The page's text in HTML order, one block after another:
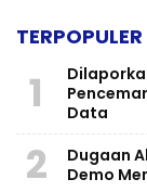
TERPOPULER
1
Data
2
Dugaan
Demo